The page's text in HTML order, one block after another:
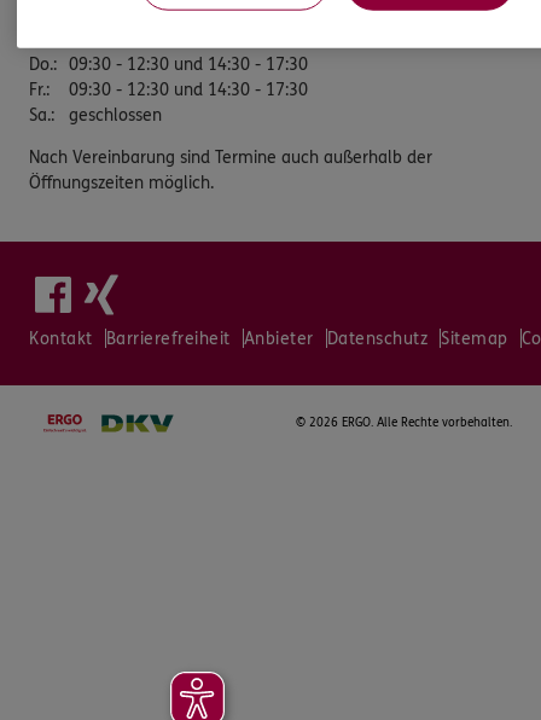
09:30 - 12:30 und 14:30 - 17:30
Do.: 09:30 - 12:30 und 14:30 - 17:30
Fr.:
09:30 - 12:30 und 14:30 - 17:30
Sa.: geschlossen
Nach Vereinbarung sind Termine auch außerhalb der
Öffnungszeiten möglich.
Kontakt Barrierefreiheit Anbieter Datenschutz Sitemap
© 2026 ERGO. Alle Rechte vorbehalten.